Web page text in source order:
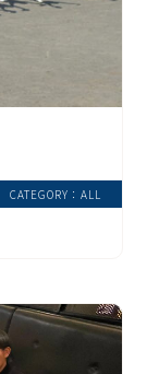
CATEGORY：ALL